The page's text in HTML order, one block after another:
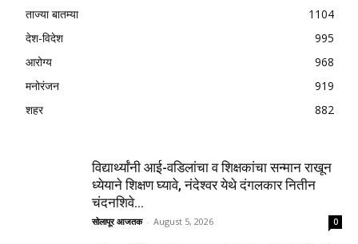
ताज्या बातम्या
1104
देश-विदेश
995
आरोग्य
968
मनोरंजन
919
शहर
882
विद्यार्थ्यांनी आई-वडिलांचा व शिक्षकांचा सन्मान राखून
ध्येयाने शिक्षण घ्यावे, नंदेश्वर येथे दंगलकार नितीन
चंदनशिवे...
सोलापूर आजतक - August 5, 2026 0